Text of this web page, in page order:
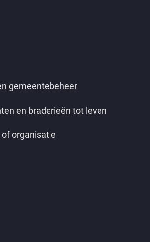
gemeentebeheer
en braderieën tot leven
organisatie